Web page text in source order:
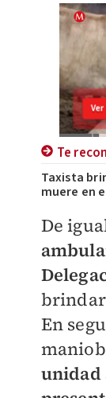
Te
Taxista
muere en
De
En
unidad